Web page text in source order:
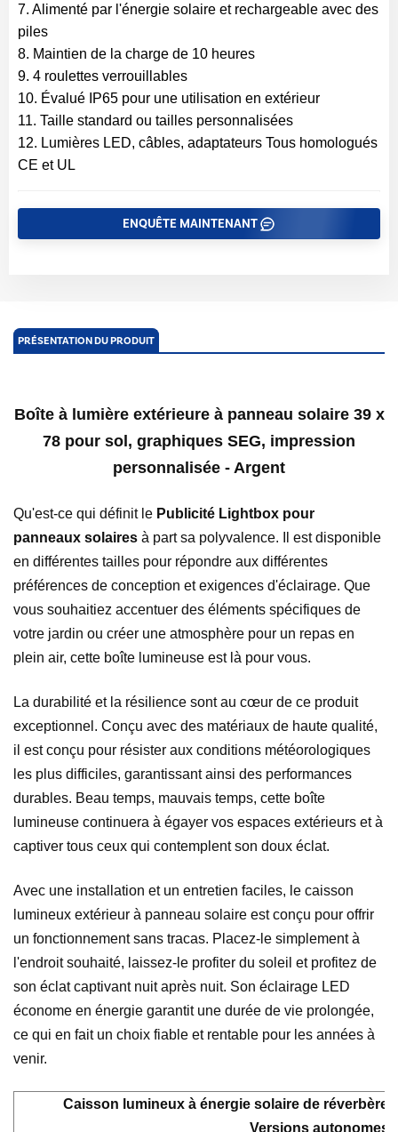
7. Alimenté par l'énergie solaire et rechargeable avec des
piles
8. Maintien de la charge de 10 heures
9. 4 roulettes verrouillables
10. Évalué IP65 pour une utilisation en extérieur
11. Taille standard ou tailles personnalisées
12. Lumières LED, câbles, adaptateurs Tous homologués
CE et UL
ENQUÊTE MAINTENANT
PRÉSENTATION DU PRODUIT
Boîte à lumière extérieure à panneau solaire 39 x
78 pour sol, graphiques SEG, impression
personnalisée - Argent
Qu'est-ce qui définit le Publicité Lightbox pour
panneaux solaires à part sa polyvalence. Il est disponible
en différentes tailles pour répondre aux différentes
préférences de conception et exigences d'éclairage. Que
vous souhaitiez accentuer des éléments spécifiques de
votre jardin ou créer une atmosphère pour un repas en
plein air, cette boîte lumineuse est là pour vous.
La durabilité et la résilience sont au cœur de ce produit
exceptionnel. Conçu avec des matériaux de haute qualité,
il est conçu pour résister aux conditions météorologiques
les plus difficiles, garantissant ainsi des performances
durables. Beau temps, mauvais temps, cette boîte
lumineuse continuera à égayer vos espaces extérieurs et à
captiver tous ceux qui contemplent son doux éclat.
Avec une installation et un entretien faciles, le caisson
lumineux extérieur à panneau solaire est conçu pour offrir
un fonctionnement sans tracas. Placez-le simplement à
l'endroit souhaité, laissez-le profiter du soleil et profitez de
son éclat captivant nuit après nuit. Son éclairage LED
économe en énergie garantit une durée de vie prolongée,
ce qui en fait un choix fiable et rentable pour les années à
venir.
Caisson lumineux à énergie solaire de réverbère
Versions autonomes